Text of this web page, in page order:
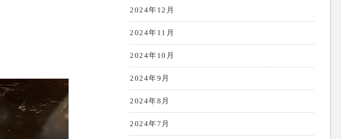
2024年12月
2024年11月
2024年10月
2024年9月
2024年8月
2024年7月